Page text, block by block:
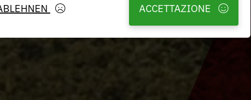
ACCETTAZIONE